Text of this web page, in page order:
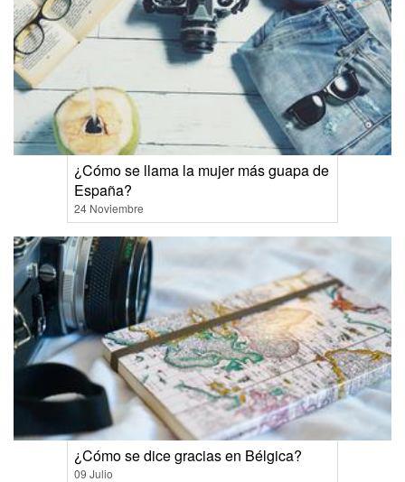
¿Cómo se llama la mujer más guapa de
España?
24 Noviembre
¿Cómo se dice gracias en Bélgica?
09 Julio